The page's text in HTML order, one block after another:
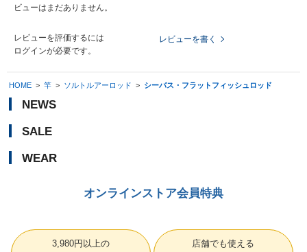
ビューはまだありません。
レビューを評価するには
ログインが必要です。
レビューを書く
HOME > 竿 > ソルトルアーロッド > シーバス・フラットフィッシュロッド
NEWS
SALE
WEAR
オンラインストア会員特典
3,980円以上の
店舗でも使える